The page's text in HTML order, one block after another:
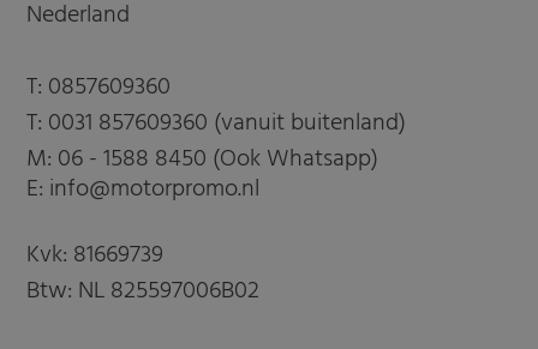
Nederland
T: 0857609360
T: 0031 857609360 (vanuit buitenland)
M: 06 - 1588 8450 (Ook Whatsapp)
E: info@motorpromo.nl
Kvk: 81669739
Btw: NL 825597006B02